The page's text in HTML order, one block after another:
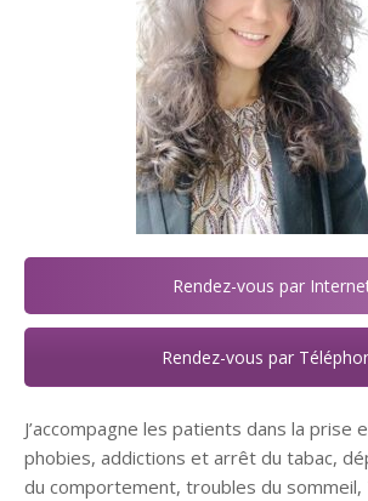
Rendez-vous par
Rendez-vous par
J’accompagne les patients dans la prise
phobies, addictions et arrêt du tabac,
du comportement, troubles du sommeil,